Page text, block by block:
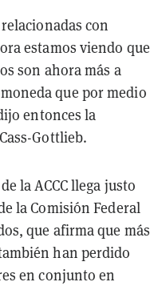
con
estamos viendo que
son ahora más a
que por medio
entonces la
Gottlieb.
la ACCC llega justo
la Comisión Federal
que afirma que más
han perdido
en conjunto en